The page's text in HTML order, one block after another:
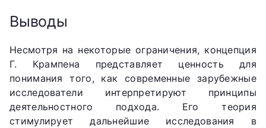
Выводы
Несмотря на некоторые ограничения, концепция
Г. Крампена представляет ценность для
понимания того, как современные зарубежные
исследователи интерпретируют принципы
деятельностного подхода. Его теория
стимулирует дальнейшие исследования в